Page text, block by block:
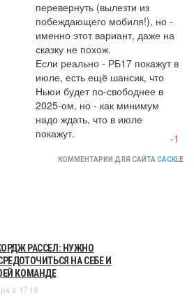
перевернуть (вылезти из
побеждающего мобиля!), но -
именно этот вариант, даже на
сказку не похож.
Если реально - РБ17 покажут в
июле, есть ещё шансик, что
Ньюи будет по-свободнее в
2025-ом, но - как минимум
надо ждать, что в июле
покажут.
-1
КОММЕНТАРИИ ДЛЯ САЙТА CACKLE
РАССЕЛ: НУЖНО
НА СЕБЕ И
КОМАНДЕ
в 17:18